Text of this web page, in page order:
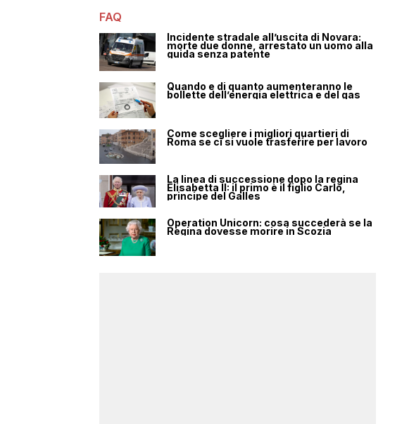
FAQ
Incidente stradale all’uscita di Novara:
morte due donne, arrestato un uomo alla
guida senza patente
Quando e di quanto aumenteranno le
bollette dell’energia elettrica e del gas
Come scegliere i migliori quartieri di
Roma se ci si vuole trasferire per lavoro
La linea di successione dopo la regina
Elisabetta II: il primo è il figlio Carlo,
principe del Galles
Operation Unicorn: cosa succederà se la
Regina dovesse morire in Scozia